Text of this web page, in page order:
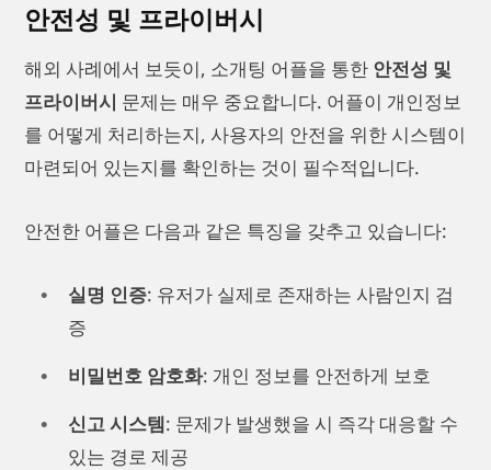
안전성 및 프라이버시
해외 사례에서 보듯이, 소개팅 어플을 통한 안전성 및
프라이버시 문제는 매우 중요합니다. 어플이 개인정보
를 어떻게 처리하는지, 사용자의 안전을 위한 시스템이
마련되어 있는지를 확인하는 것이 필수적입니다.
안전한 어플은 다음과 같은 특징을 갖추고 있습니다:
실명 인증: 유저가 실제로 존재하는 사람인지 검
증
비밀번호 암호화: 개인 정보를 안전하게 보호
신고 시스템: 문제가 발생했을 시 즉각 대응할 수
있는 경로 제공